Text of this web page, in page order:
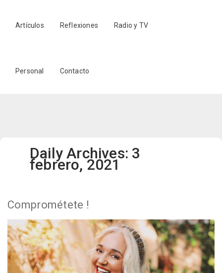
Artículos Reflexiones Radio y TV
Personal Contacto
Daily Archives: 3
febrero, 2021
Comprométete !